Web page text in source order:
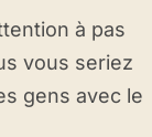
à pas
vous seriez
gens avec le